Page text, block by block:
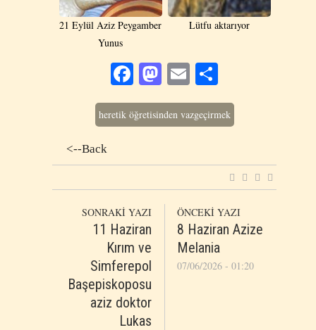
21 Eylül Aziz Peygamber
Yunus
Lütfu aktarıyor
Facebook
Mastodon
Email
heretik öğretisinden vazgeçirmek
<--Back
SONRAKİ YAZI
11 Haziran
Kırım ve
Simferepol
Başepiskoposu
aziz doktor
Lukas
ÖNCEKİ YAZI
8 Ηaziran Azize
Melania
07/06/2026 - 01:20